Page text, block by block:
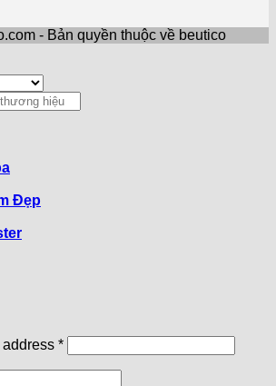
- Bản quyền thuộc về beutico
Đẹp
*Required